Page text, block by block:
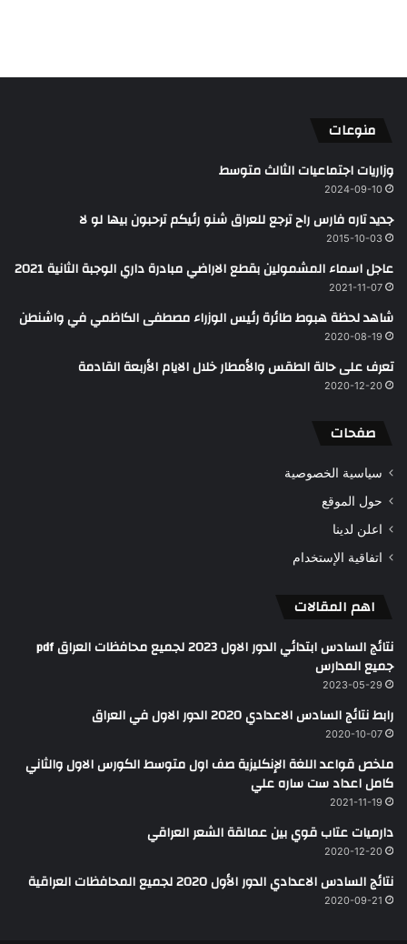
منوعات
وزاريات اجتماعيات الثالث متوسط
2024-09-10
جديد تاره فارس راح ترجع للعراق شنو رئيكم ترحبون بيها لو لا
2015-10-03
عاجل اسماء المشمولين بقطع الاراضي مبادرة داري الوجبة الثانية 2021
2021-11-07
شاهد ‏لحظة هبوط طائرة رئيس الوزراء مصطفى ‎الكاظمي في ‎واشنطن
2020-08-19
تعرف على حالة الطقس والأمطار خلال الايام الأربعة القادمة
2020-12-20
صفحات
سياسية الخصوصية
حول الموقع
اعلن لدينا
اتفاقية الإستخدام
اهم المقالات
نتائج السادس ابتدائي الدور الاول 2023 لجميع محافظات العراق pdf
جميع المدارس
2023-05-29
رابط نتائج السادس الاعدادي 2020 الدور الاول في العراق
2020-10-07
ملخص قواعد اللغة الإنكليزية صف اول متوسط الكورس الاول والثاني
كامل اعداد ست ساره علي
2021-11-19
دارميات عتاب قوي بين عمالقة الشعر العراقي
2020-12-20
نتائج السادس الاعدادي الدور الأول 2020 لجميع المحافظات العراقية
2020-09-21